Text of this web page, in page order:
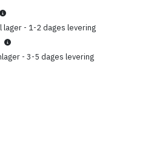
lager - 1-2 dages levering
- 3-5 dages levering